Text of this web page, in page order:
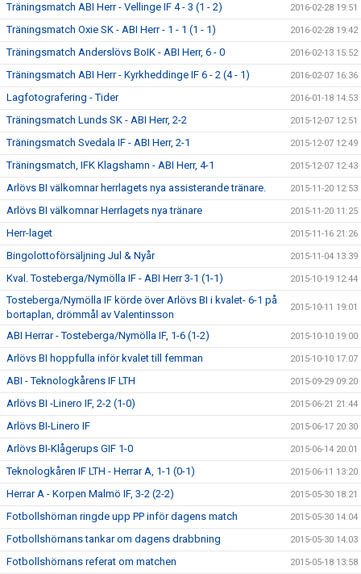
Träningsmatch ABI Herr - Vellinge IF 4 - 3 (1 - 2) 2016-02-28 19:51
Träningsmatch Oxie SK - ABI Herr - 1 - 1 (1 - 1) 2016-02-28 19:42
Träningsmatch Anderslövs BoIK - ABI Herr, 6 - 0 2016-02-13 15:52
Träningsmatch ABI Herr - Kyrkheddinge IF 6 - 2 (4 - 1) 2016-02-07 16:36
Lagfotografering - Tider 2016-01-18 14:53
Träningsmatch Lunds SK - ABI Herr, 2-2 2015-12-07 12:51
Träningsmatch Svedala IF - ABI Herr, 2-1 2015-12-07 12:49
Träningsmatch, IFK Klagshamn - ABI Herr, 4-1 2015-12-07 12:43
Arlövs BI välkomnar herrlagets nya assisterande tränare. 2015-11-20 12:53
Arlövs BI välkomnar Herrlagets nya tränare 2015-11-20 11:25
Herr-laget 2015-11-16 21:26
Bingolottoförsäljning Jul & Nyår 2015-11-04 13:39
Kval. Tosteberga/Nymölla IF - ABI Herr 3-1 (1-1) 2015-10-19 12:44
Tosteberga/Nymölla IF körde över Arlövs BI i kvalet- 6-1 på
bortaplan, drömmål av Valentinsson
2015-10-11 19:01
ABI Herrar - Tosteberga/Nymölla IF, 1-6 (1-2) 2015-10-10 19:00
Arlövs BI hoppfulla inför kvalet till femman 2015-10-10 17:07
ABI - Teknologkårens IF LTH 2015-09-29 09:20
Arlövs BI -Linero IF, 2-2 (1-0) 2015-06-21 21:44
Arlövs BI-Linero IF 2015-06-17 20:30
Arlövs BI-Klågerups GIF 1-0 2015-06-14 20:01
Teknologkåren IF LTH - Herrar A, 1-1 (0-1) 2015-06-11 13:20
Herrar A - Korpen Malmö IF, 3-2 (2-2) 2015-05-30 18:21
Fotbollshörnan ringde upp PP inför dagens match 2015-05-30 14:04
Fotbollshörnans tankar om dagens drabbning 2015-05-30 14:03
Fotbollshörnans referat om matchen 2015-05-18 13:58